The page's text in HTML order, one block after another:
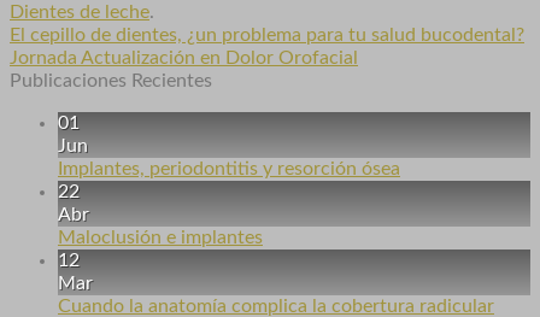
Dientes de leche.
El cepillo de dientes, ¿un problema para tu salud bucodental?
Jornada Actualización en Dolor Orofacial
Publicaciones Recientes
01
Jun
Implantes, periodontitis y resorción ósea
22
Abr
Maloclusión e implantes
12
Mar
Cuando la anatomía complica la cobertura radicular